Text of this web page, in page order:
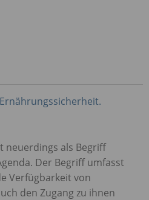
neuerdings als Begriff
Der Begriff umfasst
Verfügbarkeit von
den Zugang zu ihnen